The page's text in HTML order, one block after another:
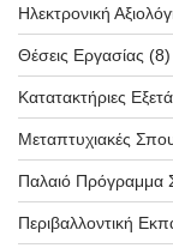
Ηλεκτρονική
Θέσεις Εργασίας (8)
Κατατακτήριες
Μεταπτυχιακές
Παλαιό Πρόγραμμα
Περιβαλλοντική